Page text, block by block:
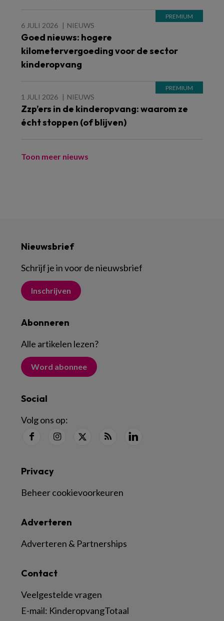
6 JULI 2026 NIEUWS
Goed nieuws: hogere
kilometervergoeding voor de sector
kinderopvang
1 JULI 2026 NIEUWS
Zzp’ers in de kinderopvang: waarom ze
écht stoppen (of blijven)
Toon meer nieuws
Nieuwsbrief
Schrijf je in voor de nieuwsbrief
Inschrijven
Abonneren
Alle artikelen lezen?
Word abonnee
Social
Volg ons op:
Contact
Veelgestelde vragen
E-mail: KinderopvangTotaal
Adverteren
Adverteren & Partnerships
Privacy
Beheer cookievoorkeuren